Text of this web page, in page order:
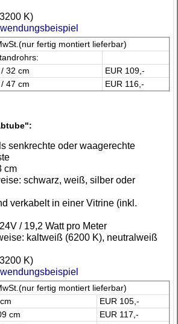
K)
fertig montiert lieferbar)
32 cm
EUR 109,-
47 cm
EUR 116,-
senkrechte oder waagerechte
cm
schwarz, weiß, silber oder
verkabelt in einer Vitrine (inkl.
/ 19,2 Watt pro Meter
kaltweiß (6200 K), neutralweiß
K)
fertig montiert lieferbar)
EUR 105,-
cm
EUR 117,-